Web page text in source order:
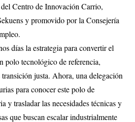
Centro de Innovación Carrio,
y promovido por la Consejería
días la estrategia para convertir el
polo tecnológico de referencia,
justa. Ahora, una delegación
para conocer este polo de
y trasladar las necesidades técnicas y
que buscan escalar industrialmente